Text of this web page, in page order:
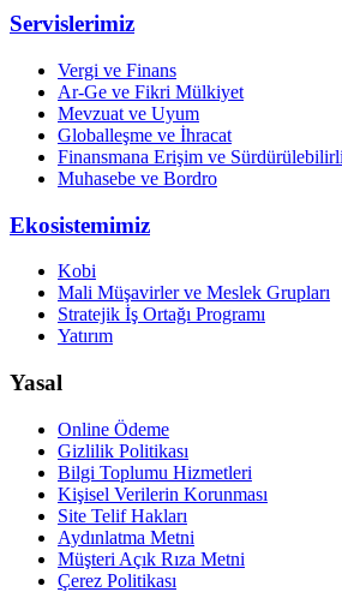
Servislerimiz
Vergi ve Finans
Ar-Ge ve Fikri Mülkiyet
Mevzuat ve Uyum
Globalleşme ve İhracat
Finansmana Erişim ve
Muhasebe ve Bordro
Ekosistemimiz
Kobi
Mali Müşavirler ve Meslek Grupları
Stratejik İş Ortağı Programı
Yatırım
Yasal
Online Ödeme
Gizlilik Politikası
Bilgi Toplumu Hizmetleri
Kişisel Verilerin Korunması
Site Telif Hakları
Aydınlatma Metni
Müşteri Açık Rıza Metni
Çerez Politikası